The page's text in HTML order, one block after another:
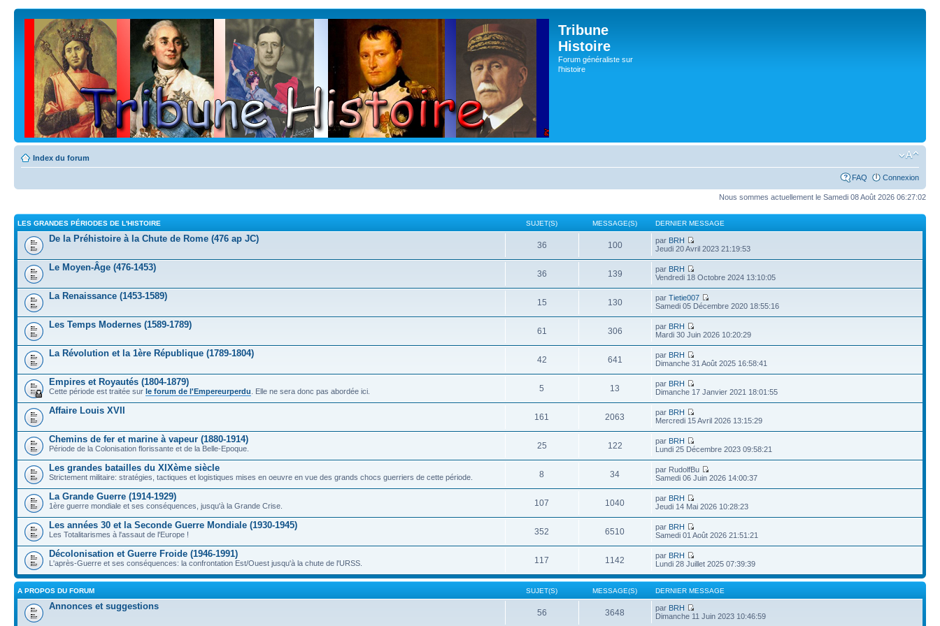
Tribune
Histoire
Forum généraliste sur
l'histoire
Index du forum
FAQ Connexion
Nous sommes actuellement le Samedi 08 Août 2026 06:27:02
LES GRANDES PÉRIODES DE L'HISTOIRE SUJET(S) MESSAGE(S) DERNIER MESSAGE
De la Préhistoire à la Chute de Rome (476 ap JC)
36 100 par BRH
Jeudi 20 Avril 2023 21:19:53
Le Moyen-Âge (476-1453)
36 139 par BRH
Vendredi 18 Octobre 2024 13:10:05
La Renaissance (1453-1589)
15 130 parTietie007
Samedi 05 Décembre 2020 18:55:16
Les Temps Modernes (1589-1789)
61 306 par BRH
Mardi 30 Juin 2026 10:20:29
La Révolution et la 1ère République (1789-1804)
42 641 par BRH
Dimanche 31 Août 2025 16:58:41
Empires et Royautés (1804-1879)
Cette période est traitée sur le forum de l'Empereurperdu . Elle ne sera donc pas abordée ici. 5 13 par BRH
Dimanche 17 Janvier 2021 18:01:55
Affaire Louis XVII
161 2063 par BRH
Mercredi 15 Avril 2026 13:15:29
Chemins de fer et marine à vapeur (1880-1914)
Période de la Colonisation florissante et de la Belle-Epoque. 25 122 par BRH
Lundi 25 Décembre 2023 09:58:21
Les grandes batailles du XIXème siècle
Strictement militaire: stratégies, tactiques et logistiques mises en oeuvre en vue des grands chocs guerriers de cette période. 8 34
par RudolfBu
Samedi 06 Juin 2026 14:00:37
La Grande Guerre (1914-1929)
1ère guerre mondiale et ses conséquences, jusqu'à la Grande Crise. 107 1040 par BRH
Jeudi 14 Mai 2026 10:28:23
Les années 30 et la Seconde Guerre Mondiale (1930-1945)
Les Totalitarismes à l'assaut de l'Europe ! 352 6510 par BRH
Samedi 01 Août 2026 21:51:21
Décolonisation et Guerre Froide (1946-1991)
L'après-Guerre et ses conséquences: la confrontation Est/Ouest jusqu'à la chute de l'URSS. 117 1142 par BRH
Lundi 28 Juillet 2025 07:39:39
A PROPOS DU FORUM SUJET(S) MESSAGE(S) DERNIER MESSAGE
Annonces et suggestions
56 3648 par BRH
Dimanche 11 Juin 2023 10:46:59